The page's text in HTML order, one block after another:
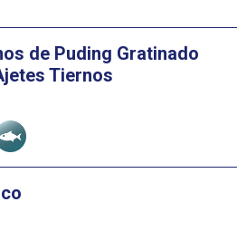
de Puding Gratinado
Tiernos